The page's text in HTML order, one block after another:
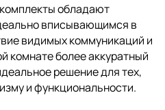
обладают
вписывающимся в
видимых коммуникаций и
комнате более аккуратный
решение для тех,
и функциональности.